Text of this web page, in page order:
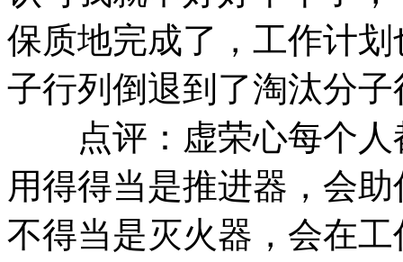
保质地完成了，工作计
子行列倒退到了淘汰分子
点评：虚荣心每个人
用得得当是推进器，会
不得当是灭火器，会在